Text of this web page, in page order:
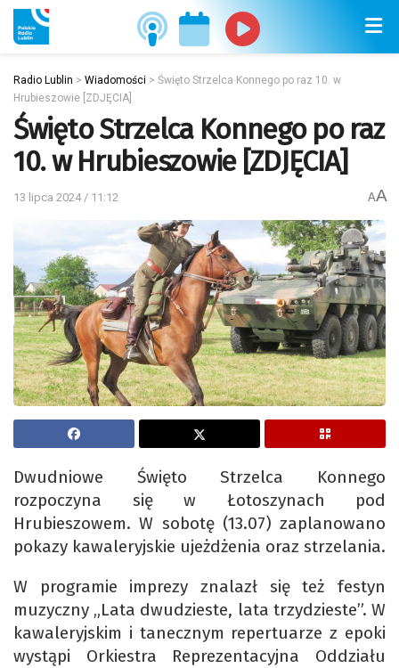
Radio Lublin > Wiadomości > Święto Strzelca Konnego po raz 10. w
Hrubieszowie [ZDJĘCIA]
Święto Strzelca Konnego po raz
10. w Hrubieszowie [ZDJĘCIA]
13 lipca 2024 / 11:12 AA
Dwudniowe Święto Strzelca Konnego
rozpoczyna się w Łotoszynach pod
Hrubieszowem. W sobotę (13.07) zaplanowano
pokazy kawaleryjskie ujeżdżenia oraz strzelania.
W programie imprezy znalazł się też festyn
muzyczny „Lata dwudzieste, lata trzydzieste”. W
kawaleryjskim i tanecznym repertuarze z epoki
wystąpi Orkiestra Reprezentacyjna Oddziału